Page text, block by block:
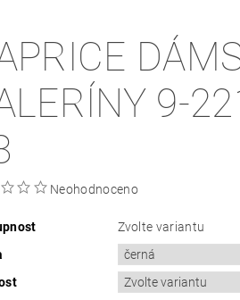
9-
Neohodnoceno
Zvolte variantu